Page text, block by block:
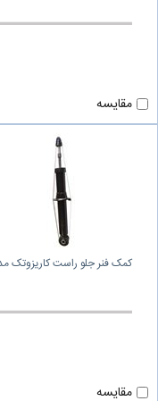
مقایسه
کمک فنر جلو راست کاریزوتک
مقایسه